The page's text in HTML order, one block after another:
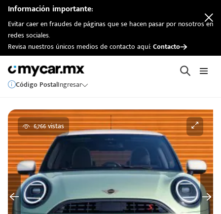
Información importante:
Evitar caer en fraudes de páginas que se hacen pasar por nosotros en
redes sociales.
Revisa nuestros únicos medios de contacto aquí:Contacto
Código PostalIngresar
6,766 vistas